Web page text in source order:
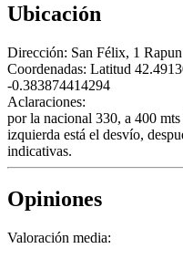
Ubicación
Dirección: San Félix, 1
Coordenadas: Latitud
-0.383874414294
Aclaraciones:
por la nacional 330, a 400
izquierda está el desvío,
indicativas.
Opiniones
Valoración media: